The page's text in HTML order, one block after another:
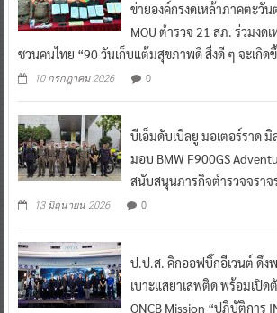
ข่ายองค์กรงดเหล้าภาคตะวั
MOU ตำรวจ 21 สภ. ร่วมงด
ชวนคนไทย “90 วันเก็บแต้มสุขภาพดี สิ่งดี ๆ จะเกิด
10 กรกฎาคม 2026 0
บีเอ็มดับเบิลยู มอเตอร์ราด มิ
มอบ BMW F900GS
สนับสนุนภารกิจตำรวจจราจ
13 มิถุนายน 2026 0
ป.ป.ส. คิกออฟบิ๊กอีเวนต์ ดึง
เบาะแสยาเสพติด พร้อมเปิ
ONCB Mission “ปฏิบัติการ